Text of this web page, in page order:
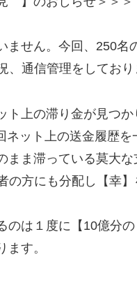
ません。今回、250名
、通信管理をしてお
上の滞り金が見つか
ネット上の送金履歴
まま滞っている莫大
の方にも分配し【幸】
は１度に【10億分の
す。